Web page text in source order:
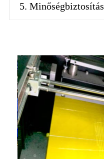
5. Minőségbiztosítás